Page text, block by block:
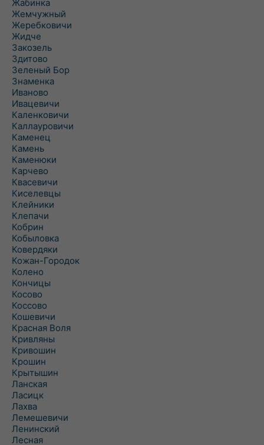
Жабинка
Жемчужный
Жеребковичи
Жидче
Закозель
Здитово
Зеленый Бор
Знаменка
Иваново
Ивацевичи
Каленковичи
Каллауровичи
Каменец
Камень
Каменюки
Карчево
Квасевичи
Киселевцы
Клейники
Клепачи
Кобрин
Кобыловка
Ковердяки
Кожан-Городок
Колено
Кончицы
Косово
Коссово
Кошевичи
Красная Воля
Кривляны
Кривошин
Крошин
Крытышин
Ланская
Ласицк
Лахва
Лемешевичи
Ленинский
Лесная